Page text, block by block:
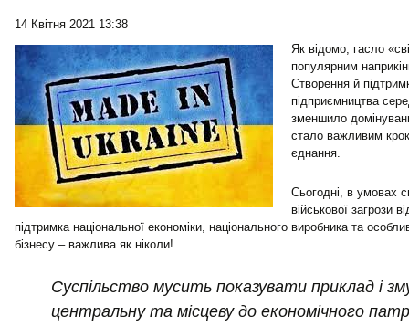
14 Квітня 2021 13:38
Як відомо, гасло
популярним
Створення й
підприємництва
зменшило
стало важливим
єднання.
Сьогодні, в умовах
військової загрози
підтримка національної економіки, національного виробника та
бізнесу – важлива як ніколи!
Суспільство мусить показувати приклад і
центральну та місцеву до економічного